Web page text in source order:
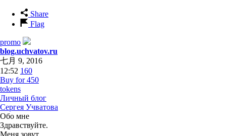
Share
Flag
promo
blog.uchvatov.ru
七月 9, 2016
12:52 160
Buy for 450
tokens
Личный блог
Сергея Учватова
Обо мне
Здравствуйте.
Меня зовут